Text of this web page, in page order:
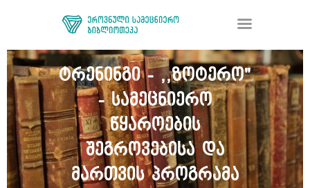
ტრენინგი - ,,ზოტერო"
- სამეცნიერო
წყაროების
შეგროვებისა და
მართვის პროგრამა
ᲑᲘᲑᲚᲘᲝᲗᲔᲙᲐ
ᲛᲝᲛᲡᲐᲮᲣᲠᲔᲑᲐ
ᲦᲘᲐ ᲛᲔᲪᲜᲘᲔᲠᲔᲑᲐ
ᲠᲔᲡᲣᲠᲡᲘ
ᲠᲔᲒᲘᲡᲢᲠᲐᲪᲘᲐ